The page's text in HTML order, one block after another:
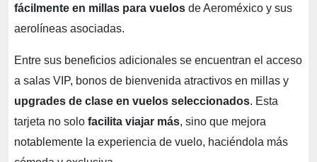
fácilmente en millas para vuelos de Aeroméxico y sus
aerolíneas asociadas.
Entre sus beneficios adicionales se encuentran el acceso
a salas VIP, bonos de bienvenida atractivos en millas y
upgrades de clase en vuelos seleccionados. Esta
tarjeta no solo facilita viajar más, sino que mejora
notablemente la experiencia de vuelo, haciéndola más